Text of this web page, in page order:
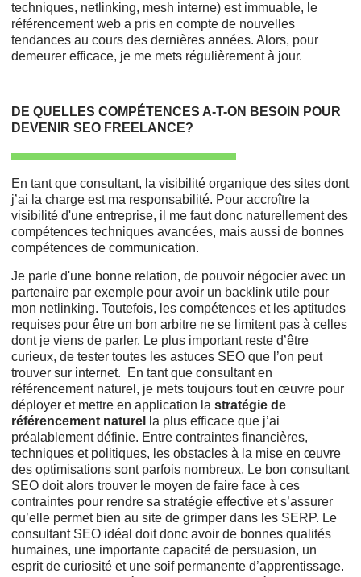
techniques, netlinking, mesh interne) est immuable, le
référencement web a pris en compte de nouvelles
tendances au cours des dernières années. Alors, pour
demeurer efficace, je me mets régulièrement à jour.
DE QUELLES COMPÉTENCES A-T-ON BESOIN POUR
DEVENIR SEO FREELANCE?
En tant que consultant, la visibilité organique des sites dont
j’ai la charge est ma responsabilité. Pour accroître la
visibilité d'une entreprise, il me faut donc naturellement des
compétences techniques avancées, mais aussi de bonnes
compétences de communication.
Je parle d'une bonne relation, de pouvoir négocier avec un
partenaire par exemple pour avoir un backlink utile pour
mon netlinking. Toutefois, les compétences et les aptitudes
requises pour être un bon arbitre ne se limitent pas à celles
dont je viens de parler. Le plus important reste d’être
curieux, de tester toutes les astuces SEO que l’on peut
trouver sur internet. En tant que consultant en
référencement naturel, je mets toujours tout en œuvre pour
déployer et mettre en application lastratégie de
référencement naturel
la plus efficace que j’ai
préalablement définie. Entre contraintes financières,
techniques et politiques, les obstacles à la mise en œuvre
des optimisations sont parfois nombreux. Le bon consultant
SEO doit alors trouver le moyen de faire face à ces
contraintes pour rendre sa stratégie effective et s’assurer
qu’elle permet bien au site de grimper dans les SERP. Le
consultant SEO idéal doit donc avoir de bonnes qualités
humaines, une importante capacité de persuasion, un
esprit de curiosité et une soif permanente d’apprentissage.